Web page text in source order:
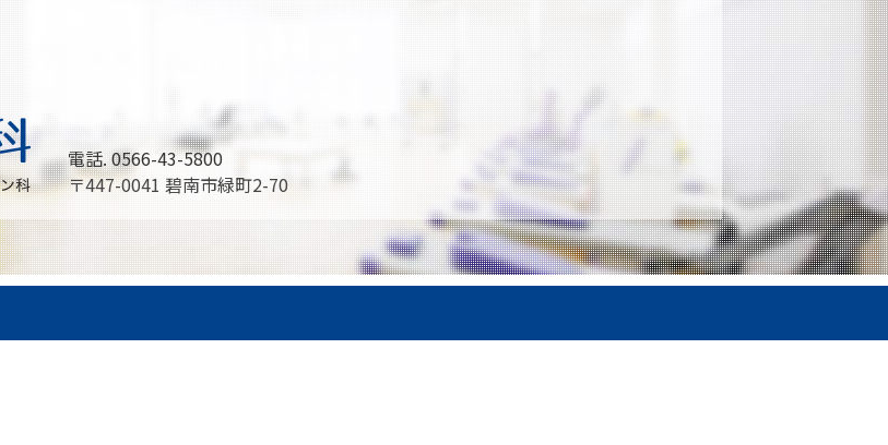
電話. 0566-43-5800
〒447-0041 碧南市緑町2-70